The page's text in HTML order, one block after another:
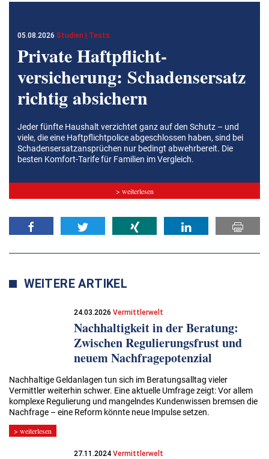
05.08.2026 Studien | Tests
Private Haftpflicht­
versicherung: Schadensersatz
richtig absichern
Jeder fünfte Haushalt verzichtet ganz auf den Schutz – und
viele, die eine Haftpflichtpolice abgeschlossen haben, sind bei
Schadensersatzansprüchen nur bedingt abwehrbereit. Die
besten Komfort-Tarife für Familien im Vergleich.
> weiterlesen
WEITERE ARTIKEL
24.03.2026Vermittlerwelt
Nachhaltigkeit in der Beratung:
Zwischen Regulierungsfrust und
neuem Nachfragepotenzial
Nachhaltige Geldanlagen tun sich im Beratungsalltag vieler
Vermittler weiterhin schwer. Eine aktuelle Umfrage zeigt: Vor allem
komplexe Regulierung und mangelndes Kundenwissen bremsen die
Nachfrage – eine Reform könnte neue Impulse setzen.
> weiterlesen
27.11.2024Vermittlerwelt